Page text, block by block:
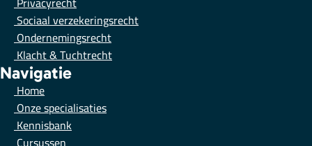
Sociaal verzekeringsrecht
Ondernemingsrecht
Klacht & Tuchtrecht
Navigatie
Home
Onze specialisaties
Kennisbank